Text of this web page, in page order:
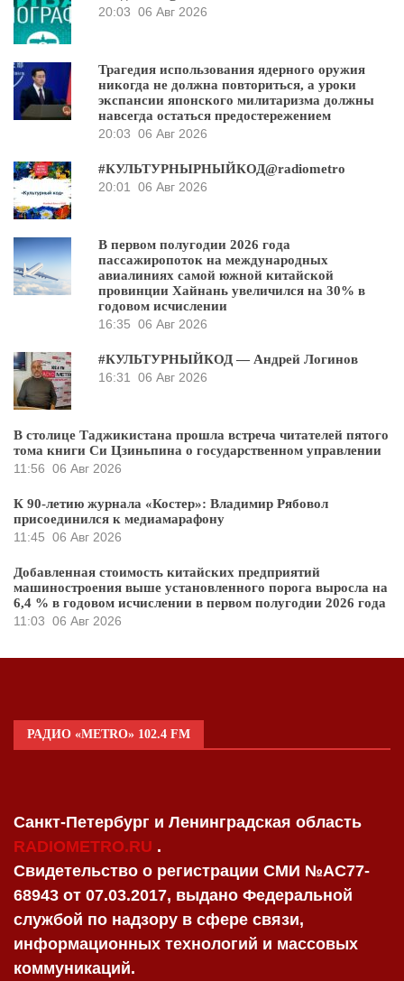
20:03 06 Авг 2026
Трагедия использования ядерного оружия
никогда не должна повториться, а уроки
экспансии японского милитаризма должны
навсегда остаться предостережением
20:03 06 Авг 2026
#КУЛЬТУРНЫРНЫЙКОД@radiometro
20:01 06 Авг 2026
В первом полугодии 2026 года
пассажиропоток на международных
авиалиниях самой южной китайской
провинции Хайнань увеличился на 30% в
годовом исчислении
16:35 06 Авг 2026
#КУЛЬТУРНЫЙКОД — Андрей Логинов
16:31 06 Авг 2026
В столице Таджикистана прошла встреча читателей пятого
тома книги Си Цзиньпина о государственном управлении
11:56 06 Авг 2026
К 90-летию журнала «Костер»: Владимир Рябовол
присоединился к медиамарафону
11:45 06 Авг 2026
Добавленная стоимость китайских предприятий
машиностроения выше установленного порога выросла на
6,4 % в годовом исчислении в первом полугодии 2026 года
11:03 06 Авг 2026
РАДИО «METRO» 102.4 FM
Санкт-Петербург и Ленинградская область
RADIOMETRO.RU .
Свидетельство о регистрации СМИ №AC77-
68943 от 07.03.2017, выдано Федеральной
службой по надзору в сфере связи,
информационных технологий и массовых
коммуникаций.